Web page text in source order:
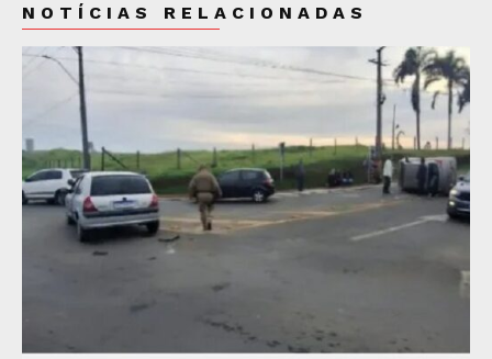
NOTÍCIAS RELACIONADAS